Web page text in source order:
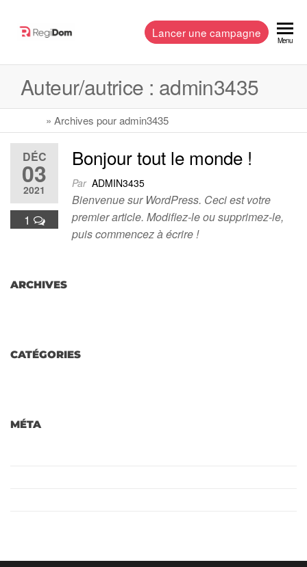
RegiDom
Communiquer
en Martinique
et en
Guadeloupe
Lancer une campagne
Menu
Auteur/autrice : admin3435
» Archives pour admin3435
DÉC
03
2021
1
Bonjour tout le monde !
Par ADMIN3435
Bienvenue sur WordPress. Ceci est votre
premier article. Modifiez-le ou supprimez-le,
puis commencez à écrire !
ARCHIVES
CATÉGORIES
MÉTA